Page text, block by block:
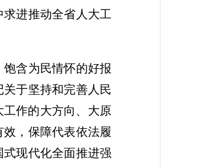
进推动全省人大工
含为民情怀的好报
于坚持和完善人民
作的大方向、大原
，保障代表依法履
现代化全面推进强